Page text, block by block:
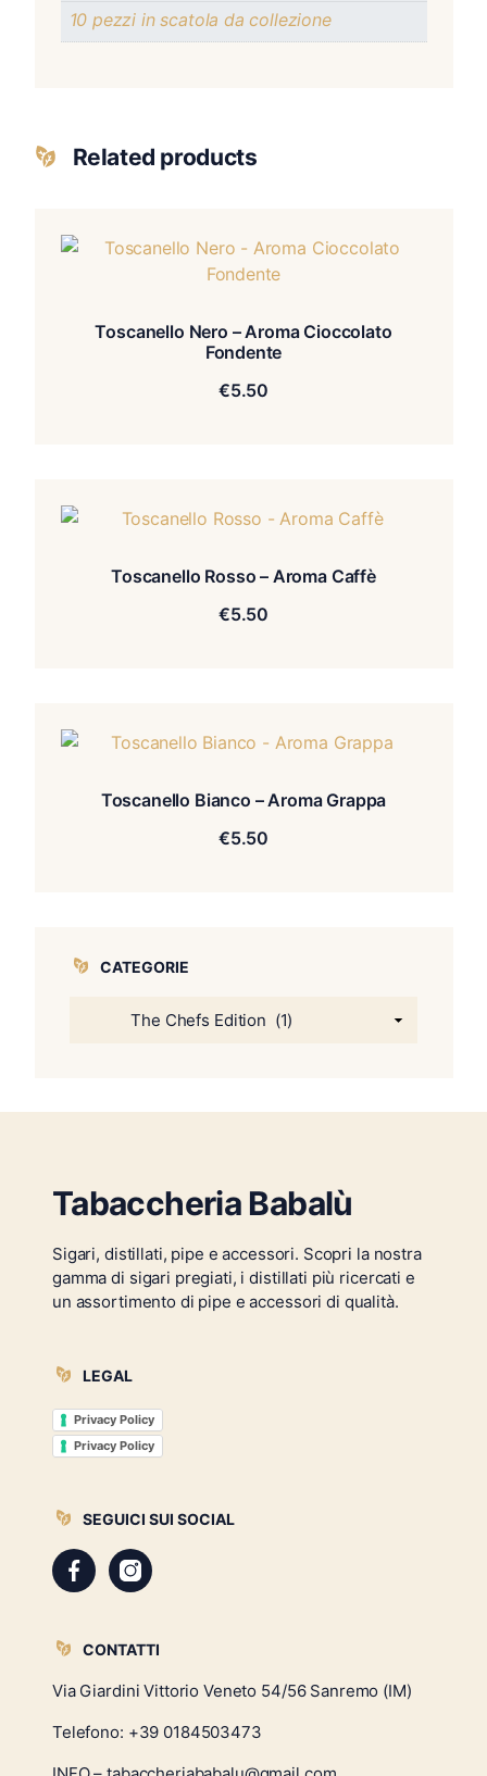
10 pezzi in scatola da collezione
Related products
Toscanello Nero – Aroma Cioccolato
Fondente
€5.50
Toscanello Rosso – Aroma Caffè
€5.50
Toscanello Bianco – Aroma Grappa
€5.50
CATEGORIE
Tabaccheria Babalù
Sigari, distillati, pipe e accessori. Scopri la nostra
gamma di sigari pregiati, i distillati più ricercati e
un assortimento di pipe e accessori di qualità.
LEGAL
Privacy Policy
Privacy Policy
SEGUICI SUI SOCIAL
CONTATTI
Via Giardini Vittorio Veneto 54/56 Sanremo (IM)
Telefono: +39 0184503473